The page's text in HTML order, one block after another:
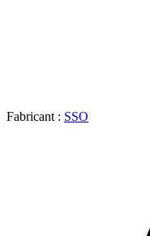
Fabricant : SSO